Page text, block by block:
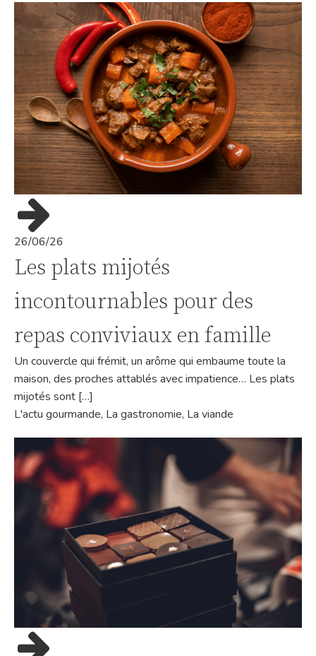
26/06/26
Les plats mijotés
incontournables pour des
repas conviviaux en famille
Un couvercle qui frémit, un arôme qui embaume toute la
maison, des proches attablés avec impatience… Les plats
mijotés sont […]
L'actu gourmande, La gastronomie, La viande